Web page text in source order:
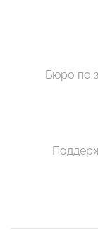
Бюро по